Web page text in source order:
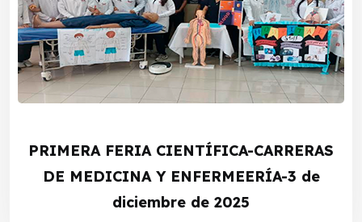
PRIMERA FERIA CIENTÍFICA-CARRERAS
DE MEDICINA Y ENFERMEERÍA-3 de
diciembre de 2025